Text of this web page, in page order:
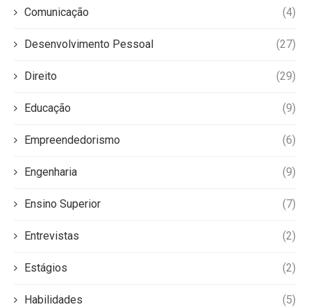
Comunicação (4)
Desenvolvimento Pessoal (27)
Direito (29)
Educação (9)
Empreendedorismo (6)
Engenharia (9)
Ensino Superior (7)
Entrevistas (2)
Estágios (2)
Habilidades (5)